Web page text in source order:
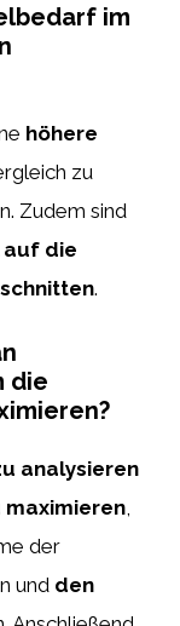
im
höhere
zu
Zudem sind
die
.
die
analysieren
maximieren,
der
und den